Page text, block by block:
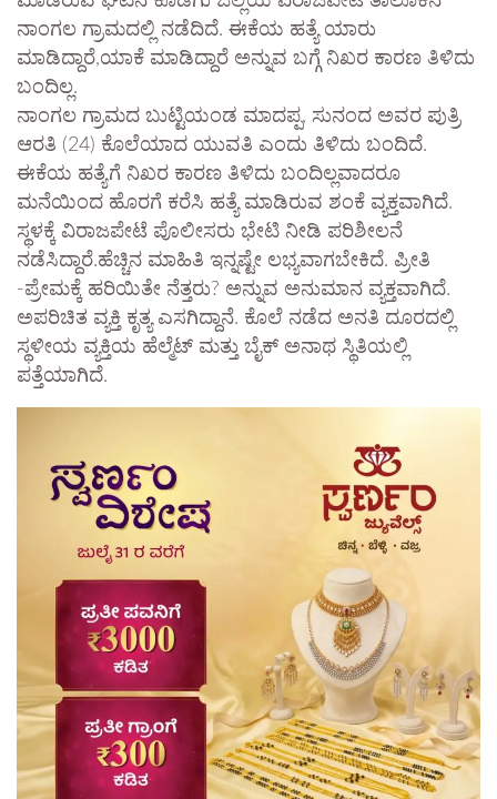
ನಾಂಗಲ ಗ್ರಾಮದಲ್ಲಿ ನಡೆದಿದೆ. ಈಕೆಯ ಹತ್ಯೆ ಯಾರು
ಮಾಡಿದ್ದಾರೆ,ಯಾಕೆ ಮಾಡಿದ್ದಾರೆ ಅನ್ನುವ ಬಗ್ಗೆ ನಿಖರ ಕಾರಣ ತಿಳಿದು
ಬಂದಿಲ್ಲ.
ನಾಂಗಲ ಗ್ರಾಮದ ಬುಟ್ಟಿಯಂಡ ಮಾದಪ್ಪ, ಸುನಂದ ಅವರ ಪುತ್ರಿ
ಆರತಿ (24) ಕೊಲೆಯಾದ ಯುವತಿ ಎಂದು ತಿಳಿದು ಬಂದಿದೆ.
ಈಕೆಯ ಹತ್ಯೆಗೆ ನಿಖರ ಕಾರಣ ತಿಳಿದು ಬಂದಿಲ್ಲವಾದರೂ
ಮನೆಯಿಂದ ಹೊರಗೆ ಕರೆಸಿ ಹತ್ಯೆ ಮಾಡಿರುವ ಶಂಕೆ ವ್ಯಕ್ತವಾಗಿದೆ.
ಸ್ಥಳಕ್ಕೆ ವಿರಾಜಪೇಟೆ ಪೊಲೀಸರು ಭೇಟಿ ನೀಡಿ ಪರಿಶೀಲನೆ
ನಡೆಸಿದ್ದಾರೆ.ಹೆಚ್ಚಿನ ಮಾಹಿತಿ ಇನ್ನಷ್ಟೇ ಲಭ್ಯವಾಗಬೇಕಿದೆ. ಪ್ರೀತಿ
-ಪ್ರೇಮಕ್ಕೆ ಹರಿಯಿತೇ ನೆತ್ತರು? ಅನ್ನುವ ಅನುಮಾನ ವ್ಯಕ್ತವಾಗಿದೆ.
ಅಪರಿಚಿತ ವ್ಯಕ್ತಿ ಕೃತ್ಯ ಎಸಗಿದ್ದಾನೆ. ಕೊಲೆ ನಡೆದ ಅನತಿ ದೂರದಲ್ಲಿ
ಸ್ಥಳೀಯ ವ್ಯಕ್ತಿಯ ಹೆಲ್ಮೆಟ್ ಮತ್ತು ಬೈಕ್ ಅನಾಥ ಸ್ಥಿತಿಯಲ್ಲಿ
ಪತ್ತೆಯಾಗಿದೆ.